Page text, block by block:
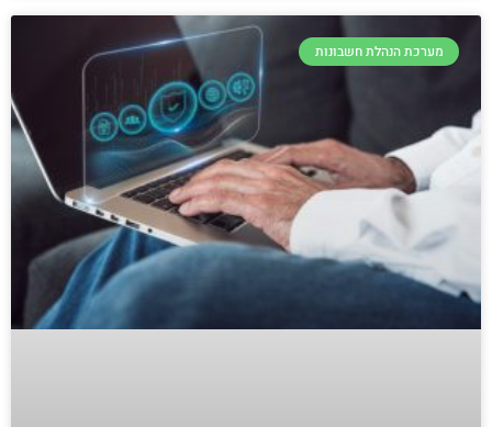
מערכת הנהלת חשבונות